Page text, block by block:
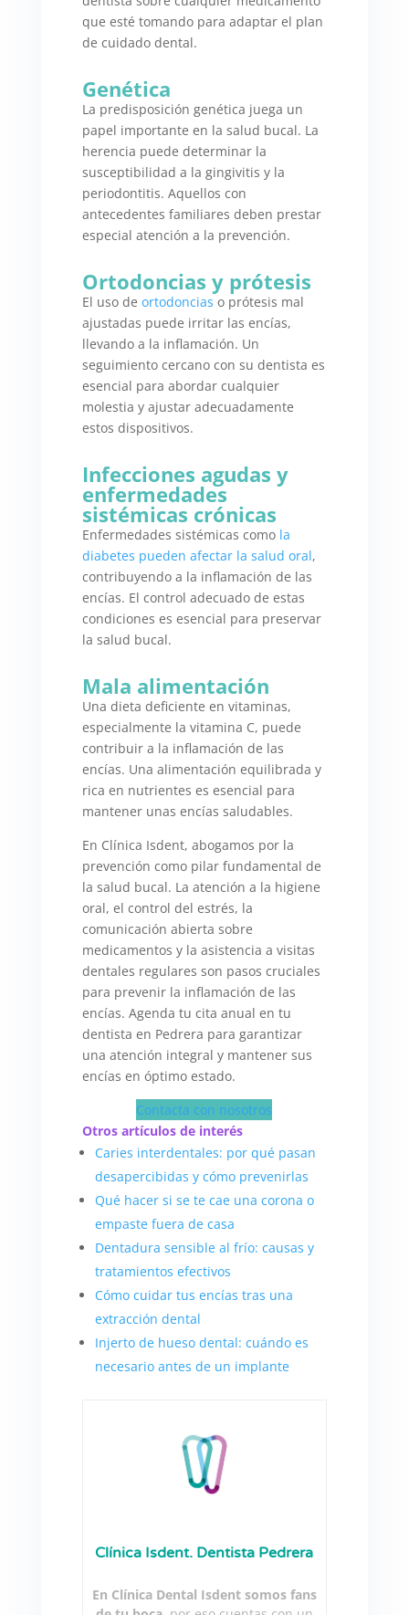
que esté tomando para adaptar el plan
de cuidado dental.
Genética
La predisposición genética juega un
papel importante en la salud bucal. La
herencia puede determinar la
susceptibilidad a la gingivitis y la
periodontitis. Aquellos con
antecedentes familiares deben prestar
especial atención a la prevención.
Ortodoncias y prótesis
El uso de ortodoncias o prótesis mal
ajustadas puede irritar las encías,
llevando a la inflamación. Un
seguimiento cercano con su dentista es
esencial para abordar cualquier
molestia y ajustar adecuadamente
estos dispositivos.
Infecciones agudas y
enfermedades
sistémicas crónicas
Enfermedades sistémicas como la
diabetes pueden afectar la salud oral,
contribuyendo a la inflamación de las
encías. El control adecuado de estas
condiciones es esencial para preservar
la salud bucal.
Mala alimentación
Una dieta deficiente en vitaminas,
especialmente la vitamina C, puede
contribuir a la inflamación de las
encías. Una alimentación equilibrada y
rica en nutrientes es esencial para
mantener unas encías saludables.
En Clínica Isdent, abogamos por la
prevención como pilar fundamental de
la salud bucal. La atención a la higiene
oral, el control del estrés, la
comunicación abierta sobre
medicamentos y la asistencia a visitas
dentales regulares son pasos cruciales
para prevenir la inflamación de las
encías. Agenda tu cita anual en tu
dentista en Pedrera para garantizar
una atención integral y mantener sus
encías en óptimo estado.
Contacta con nosotros
Otros artículos de interés
Caries interdentales: por qué pasan
desapercibidas y cómo prevenirlas
Qué hacer si se te cae una corona o
empaste fuera de casa
Dentadura sensible al frío: causas y
tratamientos efectivos
Cómo cuidar tus encías tras una
extracción dental
Injerto de hueso dental: cuándo es
necesario antes de un implante
Clínica Isdent. Dentista Pedrera
En Clínica Dental Isdent somos fans